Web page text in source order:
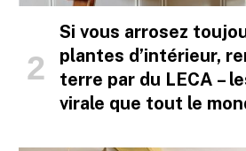
Si vous arrosez
plantes d’intérieur,
terre par du LECA –
virale que tout le